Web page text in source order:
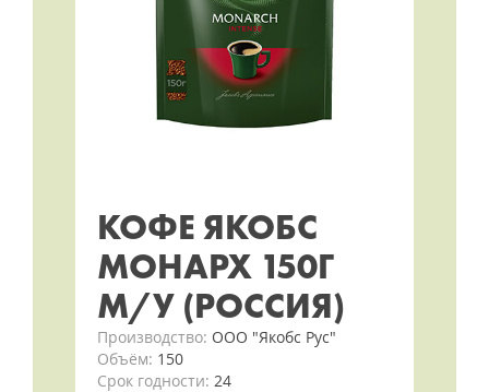
КОФЕ ЯКОБС
МОНАРХ 150Г
М/У (РОССИЯ)
Производство: ООО "Якобс Рус"
Объём: 150
Срок годности: 24